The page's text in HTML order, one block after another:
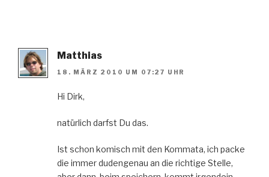
Matthias
18. MÄRZ 2010 UM 07:27 UHR
Hi Dirk,
natürlich darfst Du das.
Ist schon komisch mit den Kommata, ich packe
die immer dudengenau an die richtige Stelle,